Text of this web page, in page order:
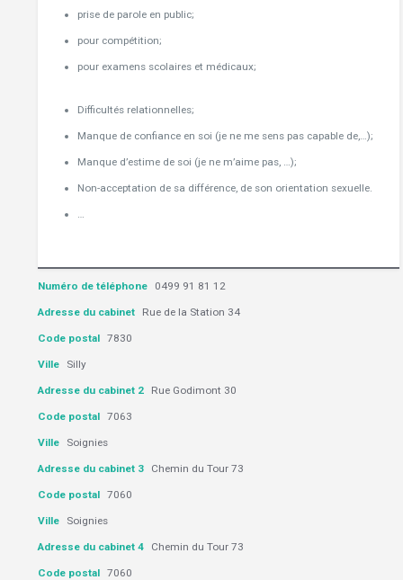
prise de parole en public;
pour compétition;
pour examens scolaires et médicaux;
Difficultés relationnelles;
Manque de confiance en soi (je ne me sens pas capable de,…);
Manque d’estime de soi (je ne m’aime pas, …);
Non-acceptation de sa différence, de son orientation sexuelle.
…
Numéro de téléphone 0499 91 81 12
Adresse du cabinet Rue de la Station 34
Code postal 7830
Ville Silly
Adresse du cabinet 2 Rue Godimont 30
Code postal 7063
Ville Soignies
Adresse du cabinet 3 Chemin du Tour 73
Code postal 7060
Ville Soignies
Adresse du cabinet 4 Chemin du Tour 73
Code postal 7060